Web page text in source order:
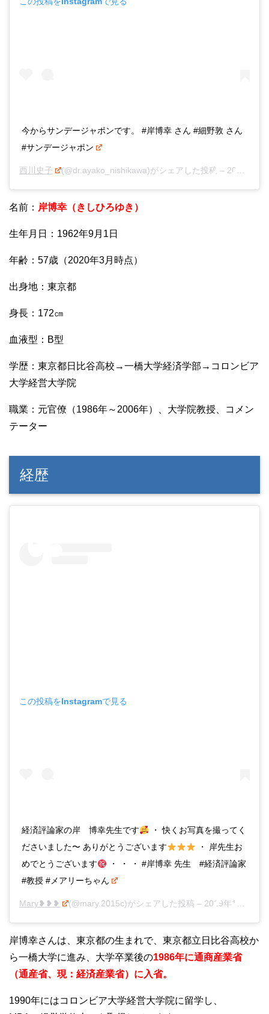
今からサンデージャポンです。 #岸博幸 さん #細野敦 さん
#サンデージャポン
西川史子 (@dr.ayako_nishikawa)がシェアした投稿 – 2020年 3月月7日午後5時15分PST
名前： 岸博幸（きしひろゆき）
生年月日：1962年9月1日
年齢：57歳（2020年3月時点）
出身地：東京都
身長：172㎝
血液型：B型
学歴：東京都日比谷高校→一橋大学経済学部→コロンビア
大学経営大学院
職業：元官僚（1986年～2006年）、大学院教授、コメン
テーター
経歴
この投稿をInstagramで見る
経済評論家の岸 博幸先生です
・ 快くお写真を撮ってく
ださいました〜 ありがとうございます
・ 岸先生お
めでとうございます
・ ・ ・ #岸博幸 先生 #経済評論家
#教授 #メアリーちゃん
Mary❥❥❥ (@mary.2015c)がシェアした投稿 – 2019年10月月9日午後7時26分PDT
岸博幸さんは、東京都の生まれで、東京都立日比谷高校か
ら一橋大学に進み、大学卒業後の1986年に通商産業省
（通産省、現：経済産業省）に入省。
1990年にはコロンビア大学経営大学院に留学し、